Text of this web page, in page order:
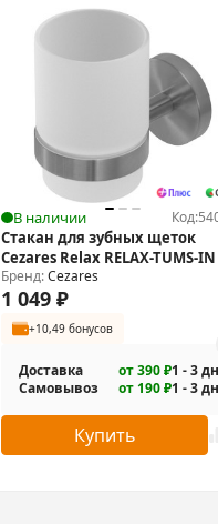
В наличии Код:
Стакан для зубных щеток
Cezares Relax RELAX-TUMS-IN
Бренд:Cezares
1 049 ₽
+10,49 бонусов
Доставка от 390 ₽1 - 3
Самовывоз
от 190 ₽1 - 3
Купить